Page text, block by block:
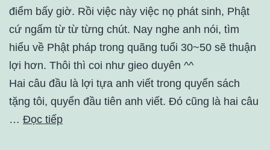
điểm bấy giờ. Rồi việc này việc nọ phát sinh, Phật
cứ ngấm từ từ từng chút. Nay nghe anh nói, tìm
hiểu về Phật pháp trong quãng tuổi 30~50 sẽ thuận
lợi hơn. Thôi thì coi như gieo duyên ^^
Hai câu đầu là lợi tựa anh viết trong quyển sách
tặng tôi, quyển đầu tiên anh viết. Đó cũng là hai câu
… Đọc tiếp